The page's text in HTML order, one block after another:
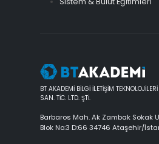
BT AKADEMİ BİLGİ İLETİŞİM
SAN. TİC. LTD. ŞTİ.
Barbaros Mah. Ak Zambak Sokak
Blok No:3 D:66 34746 Ataşehir/